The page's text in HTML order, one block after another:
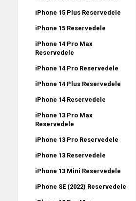
iPhone 15 Plus Reservedele
iPhone 15 Reservedele
iPhone 14 Pro Max
Reservedele
iPhone 14 Pro Reservedele
iPhone 14 Plus Reservedele
iPhone 14 Reservedele
iPhone 13 Pro Max
Reservedele
iPhone 13 Pro Reservedele
iPhone 13 Reservedele
iPhone 13 Mini Reservedele
iPhone SE (2022) Reservedele